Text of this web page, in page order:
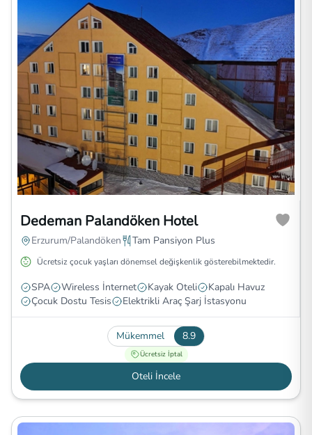
Dedeman Palandöken Hotel
Erzurum/Palandöken Tam Pansiyon Plus
Ücretsiz çocuk yaşları dönemsel değişkenlik gösterebilmektedir.
SPA Wireless İnternet Kayak Oteli
Kapalı Havuz
Çocuk Dostu Tesis
Elektrikli Araç Şarj İstasyonu
Mükemmel 8.9
Ücretsiz İptal
Oteli İncele